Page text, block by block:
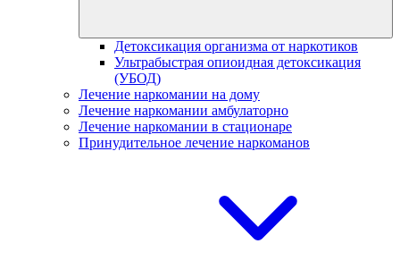
Детоксикация организма от наркотиков
Ультрабыстрая опиоидная детоксикация
(УБОД)
Лечение наркомании на дому
Лечение наркомании амбулаторно
Лечение наркомании в стационаре
Принудительное лечение наркоманов